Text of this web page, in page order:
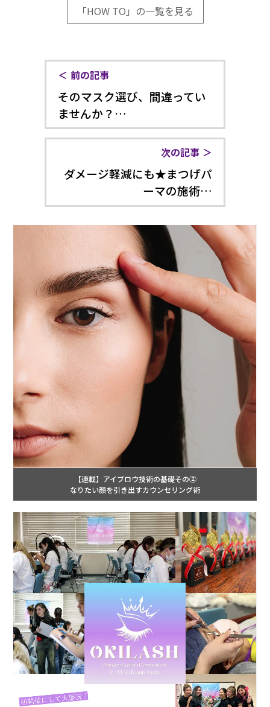
「HOW TO」の一覧を見る
前の記事
そのマスク選び、間違ってい
ませんか？…
次の記事
ダメージ軽減にも★まつげパ
ーマの施術…
【連載】アイブロウ技術の基礎その②
なりたい顔を引き出すカウンセリング術